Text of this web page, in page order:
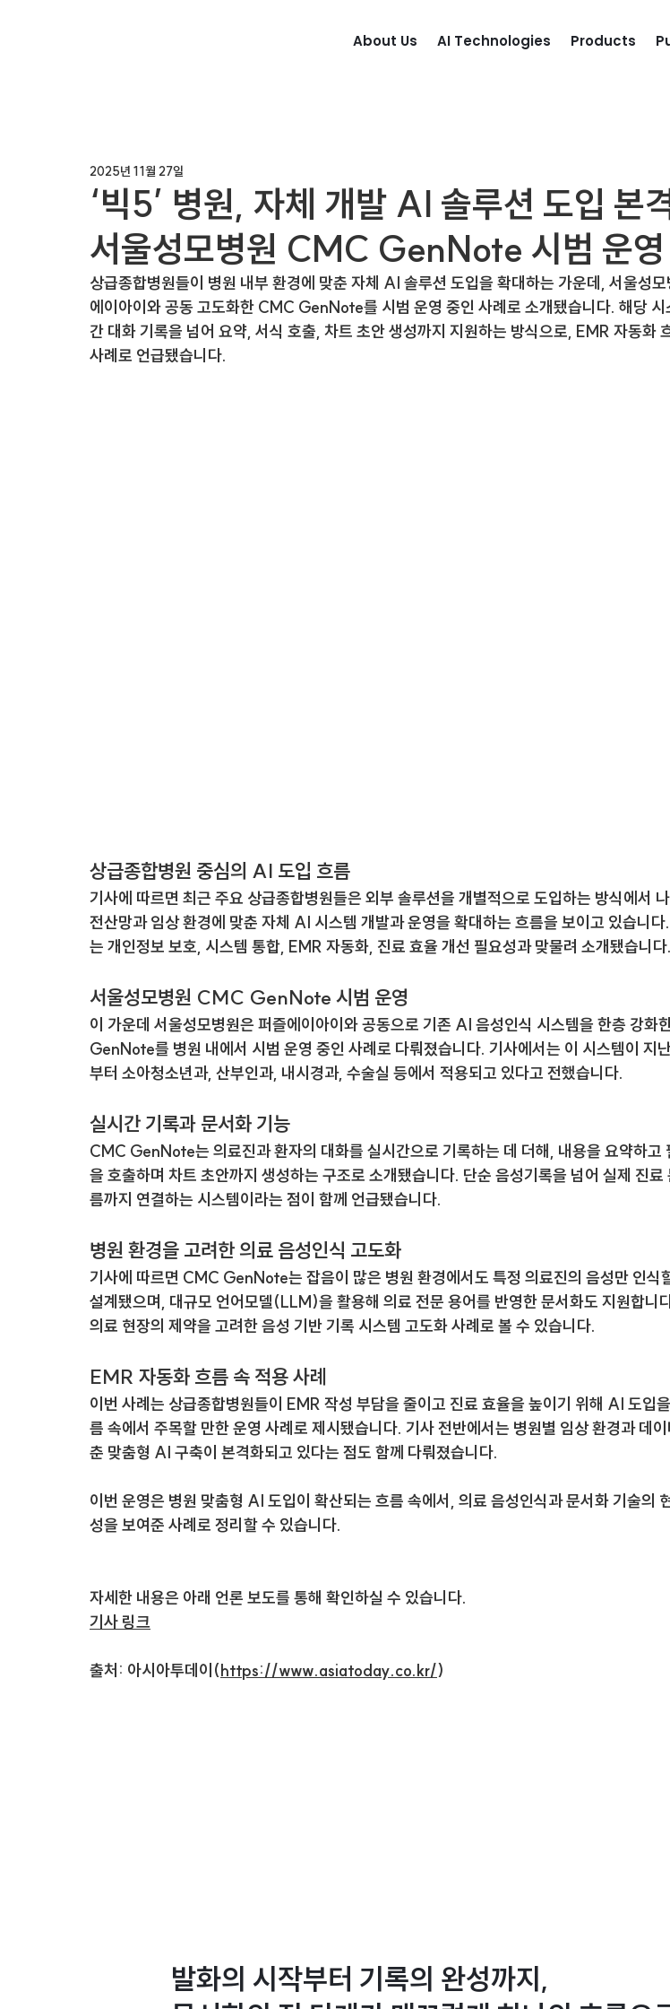
About Us AI Technologies Products
‘빅5’ 병원, 자체 개발 AI 솔루션 도입 본
서울성모병원 CMC GenNote 시범 운영
2025년 11월 27일
상급종합병원들이 병원 내부 환경에 맞춘 자체 AI 솔루션 도입을 확대하는 가운데, 서울성
에이아이와 공동 고도화한 CMC GenNote를 시범 운영 중인 사례로 소개됐습니다. 해당 시
간 대화 기록을 넘어 요약, 서식 호출, 차트 초안 생성까지 지원하는 방식으로, EMR 자동화
사례로 언급됐습니다.
상급종합병원 중심의 AI 도입 흐름
기사에 따르면 최근 주요 상급종합병원들은 외부 솔루션을 개별적으로 도입하는 방식에서
전산망과 임상 환경에 맞춘 자체 AI 시스템 개발과 운영을 확대하는 흐름을 보이고 있습니
는 개인정보 보호, 시스템 통합, EMR 자동화, 진료 효율 개선 필요성과 맞물려 소개됐습니다.
서울성모병원 CMC GenNote 시범 운영
이 가운데 서울성모병원은 퍼즐에이아이와 공동으로 기존 AI 음성인식 시스템을 한층 강화
GenNote를 병원 내에서 시범 운영 중인 사례로 다뤄졌습니다. 기사에서는 이 시스템이 지
부터 소아청소년과, 산부인과, 내시경과, 수술실 등에서 적용되고 있다고 전했습니다.
실시간 기록과 문서화 기능
CMC GenNote는 의료진과 환자의 대화를 실시간으로 기록하는 데 더해, 내용을 요약하고
을 호출하며 차트 초안까지 생성하는 구조로 소개됐습니다. 단순 음성기록을 넘어 실제 진료
름까지 연결하는 시스템이라는 점이 함께 언급됐습니다.
병원 환경을 고려한 의료 음성인식 고도화
기사에 따르면 CMC GenNote는 잡음이 많은 병원 환경에서도 특정 의료진의 음성만 인식
설계됐으며, 대규모 언어모델(LLM)을 활용해 의료 전문 용어를 반영한 문서화도 지원합니
의료 현장의 제약을 고려한 음성 기반 기록 시스템 고도화 사례로 볼 수 있습니다.
EMR 자동화 흐름 속 적용 사례
이번 사례는 상급종합병원들이 EMR 작성 부담을 줄이고 진료 효율을 높이기 위해 AI 도입
름 속에서 주목할 만한 운영 사례로 제시됐습니다. 기사 전반에서는 병원별 임상 환경과 데
춘 맞춤형 AI 구축이 본격화되고 있다는 점도 함께 다뤄졌습니다.
이번 운영은 병원 맞춤형 AI 도입이 확산되는 흐름 속에서, 의료 음성인식과 문서화 기술의
성을 보여준 사례로 정리할 수 있습니다.
자세한 내용은 아래 언론 보도를 통해 확인하실 수 있습니다.
기사 링크
출처: 아시아투데이(https://www.asiatoday.co.kr/)
발화의 시작부터 기록의 완성까지,